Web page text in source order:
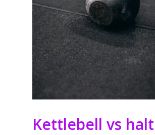
Kettlebell vs